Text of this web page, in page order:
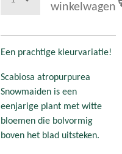
winkelwagen
Een prachtige kleurvariatie!
Scabiosa atropurpurea
Snowmaiden is een
eenjarige plant met witte
bloemen die bolvormig
boven het blad uitsteken.